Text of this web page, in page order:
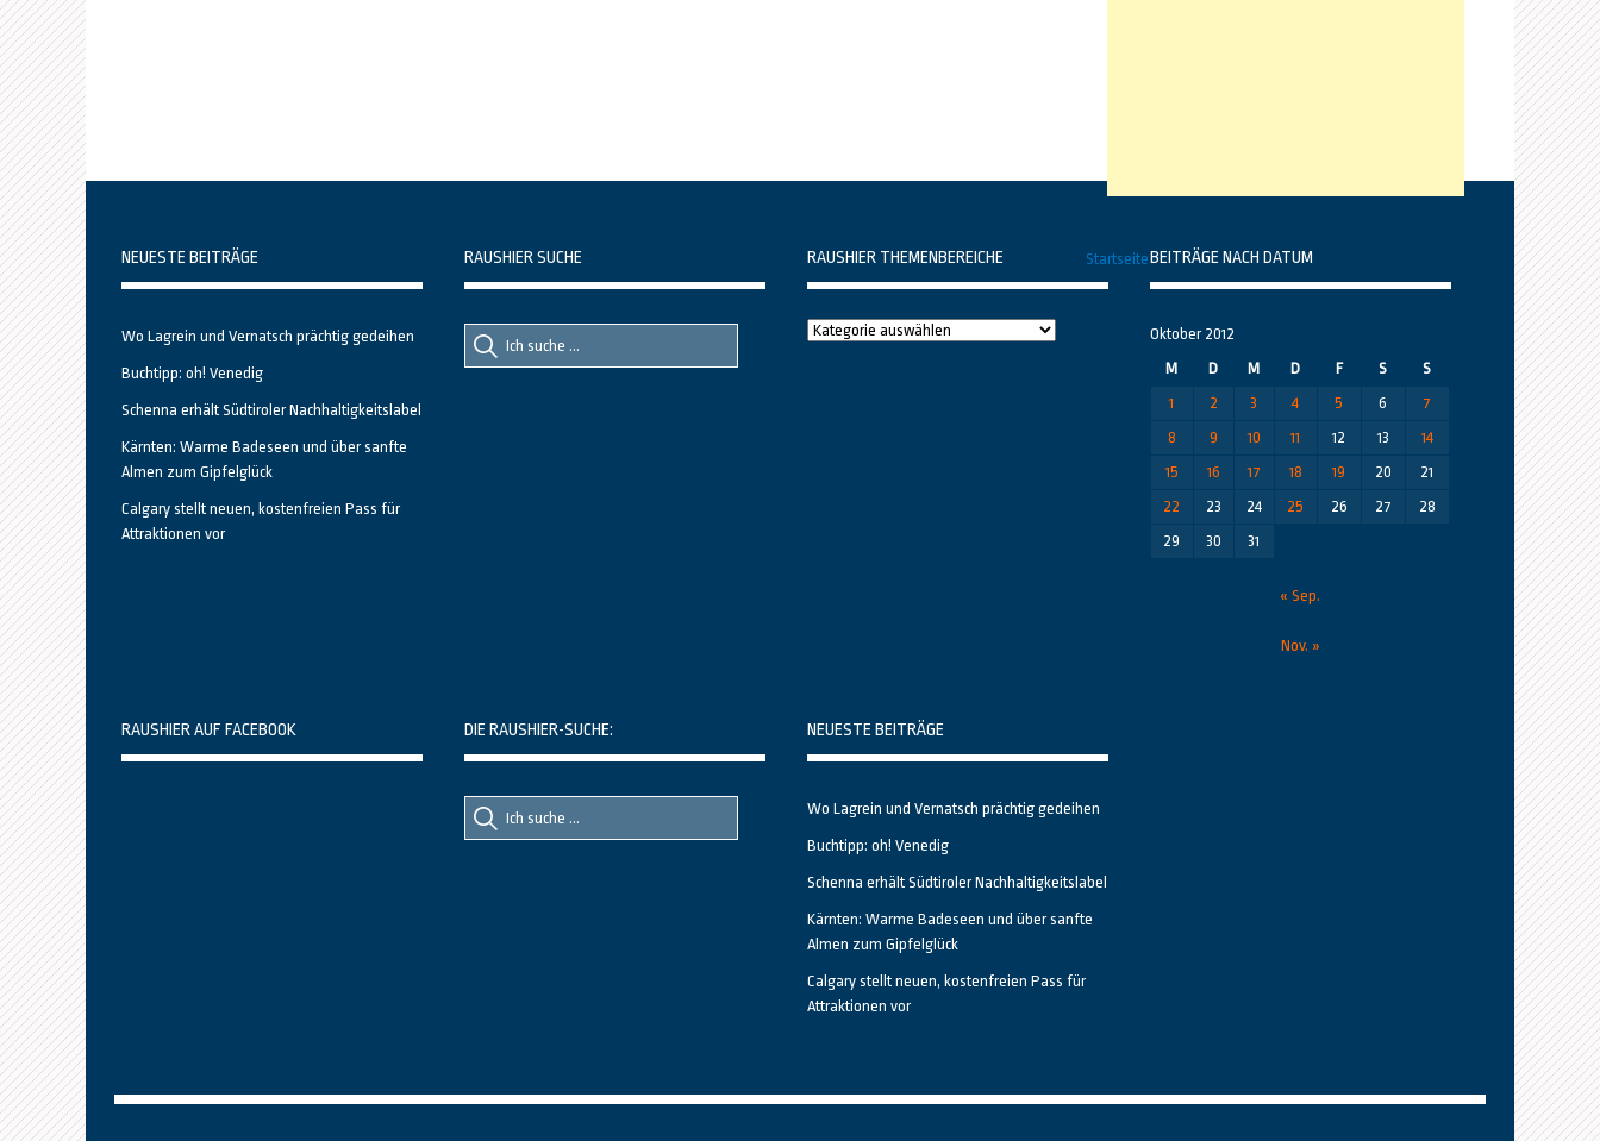
Startseite
NEUESTE BEITRÄGE
Wo Lagrein und Vernatsch prächtig gedeihen
Buchtipp: oh! Venedig
Schenna erhält Südtiroler Nachhaltigkeitslabel
Kärnten: Warme Badeseen und über sanfte
Almen zum Gipfelglück
Calgary stellt neuen, kostenfreien Pass für
Attraktionen vor
RAUSHIER SUCHE
Suche
nach::
Suche
nach:
RAUSHIER THEMENBEREICHE
Raushier
BEITRÄGE NACH DATUM
Oktober 2012
M
D M D F S
S
1
2 3 4 5 6
7
8
9 10 11 12 13
14
15
16 17 18 19 20
21
22
23 24 25 26 27
28
29
30 31
« Sep.
Nov. »
RAUSHIER AUF FACEBOOK DIE RAUSHIER-SUCHE:
Suche
nach::
Suche
nach:
NEUESTE BEITRÄGE
Wo Lagrein und Vernatsch prächtig gedeihen
Buchtipp: oh! Venedig
Schenna erhält Südtiroler Nachhaltigkeitslabel
Kärnten: Warme Badeseen und über sanfte
Almen zum Gipfelglück
Calgary stellt neuen, kostenfreien Pass für
Attraktionen vor